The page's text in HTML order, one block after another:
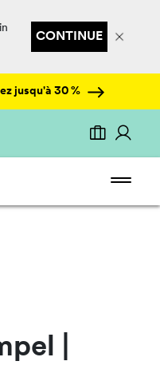
CONTINUE
jusqu'à 30 %
|